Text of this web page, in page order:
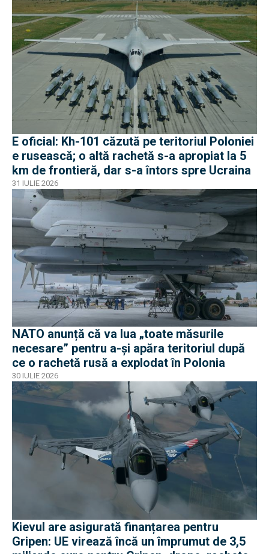
E oficial: Kh-101 căzută pe teritoriul Poloniei
e rusească; o altă rachetă s-a apropiat la 5
km de frontieră, dar s-a întors spre Ucraina
31 IULIE 2026
NATO anunță că va lua „toate măsurile
necesare” pentru a-și apăra teritoriul după
ce o rachetă rusă a explodat în Polonia
30 IULIE 2026
Kievul are asigurată finanțarea pentru
Gripen: UE virează încă un împrumut de 3,5